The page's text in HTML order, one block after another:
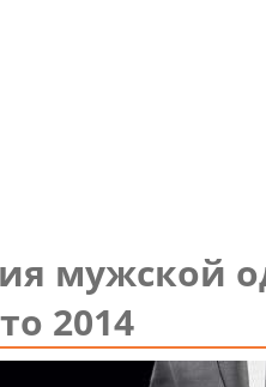
мужской
2014